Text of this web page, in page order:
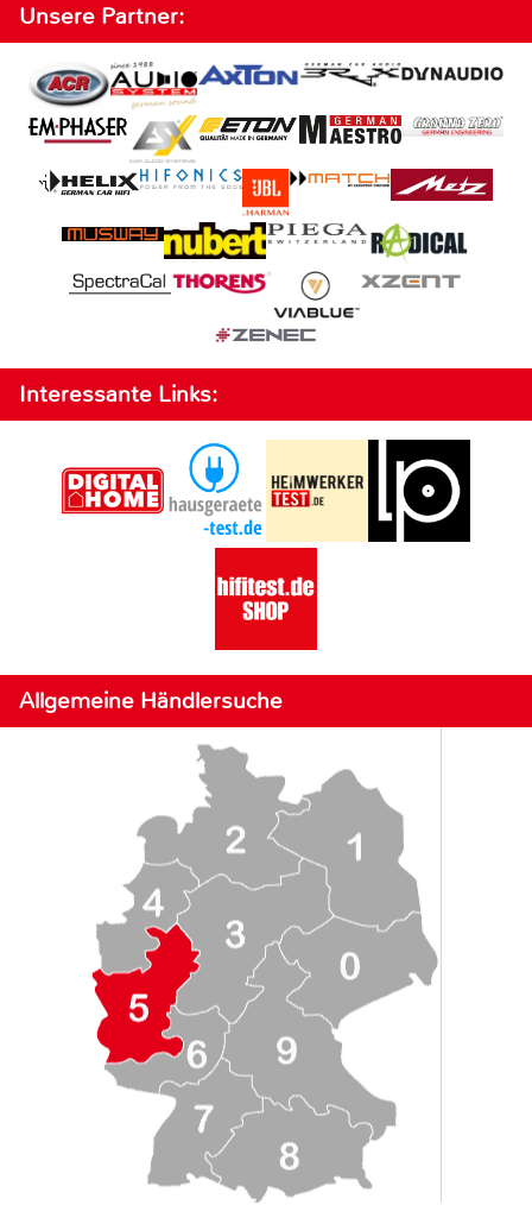
Unsere Partner:
Interessante Links:
Allgemeine Händlersuche